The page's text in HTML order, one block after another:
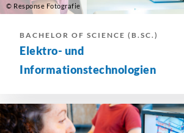
© Response Fotografie
BACHELOR OF SCIENCE (B.SC.)
Elektro- und
Informationstechnologien